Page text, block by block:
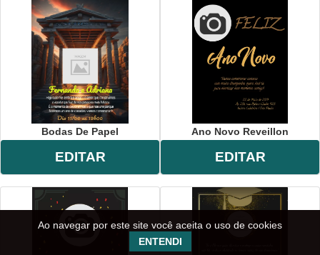
Bodas De Papel
EDITAR
Ano Novo Reveillon
EDITAR
Ao navegar por este site você aceita o uso de cookies
ENTENDI